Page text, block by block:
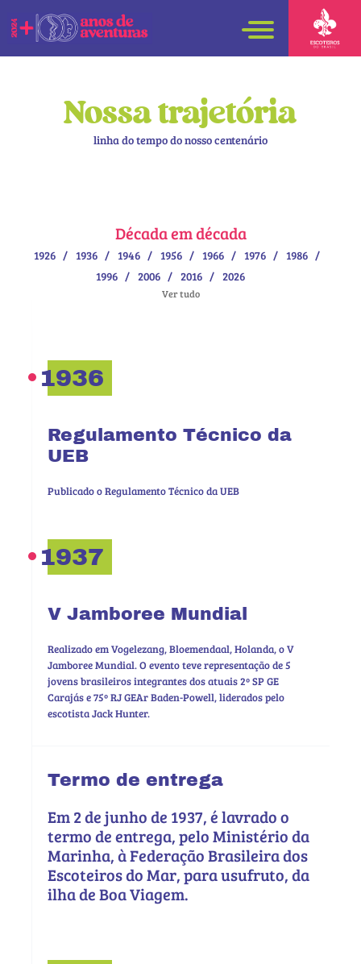
Nossa trajetória
linha do tempo do nosso centenário
Década em década
1926 1936 1946 1956 1966 1976
1986
1996
2006 2016 2026
Ver tudo
1936
Regulamento Técnico da
UEB
Publicado o Regulamento Técnico da UEB
1937
V Jamboree Mundial
Realizado em Vogelezang, Bloemendaal, Holanda, o V
Jamboree Mundial. O evento teve representação de 5
jovens brasileiros integrantes dos atuais 2º SP GE
Carajás e 75º RJ GEAr Baden-Powell, liderados pelo
escotista Jack Hunter.
Termo de entrega
Em 2 de junho de 1937, é lavrado o
termo de entrega, pelo Ministério da
Marinha, à Federação Brasileira dos
Escoteiros do Mar, para usufruto, da
ilha de Boa Viagem.